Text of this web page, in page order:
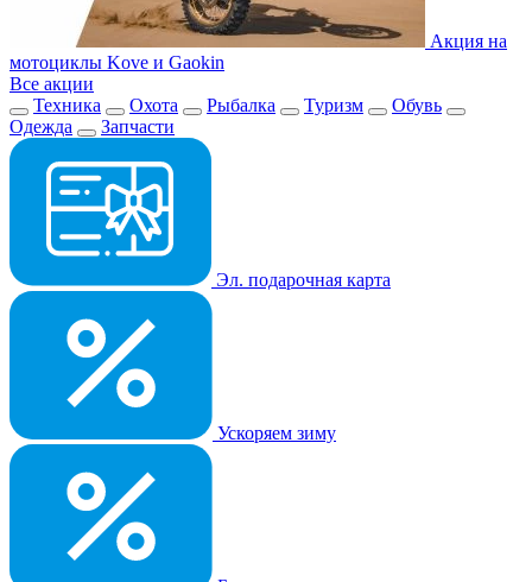
Акция на
мотоциклы Kove и Gaokin
Все акции
Техника
Охота Рыбалка Туризм
Обувь
Одежда
Запчасти
Эл. подарочная карта
Ускоряем зиму